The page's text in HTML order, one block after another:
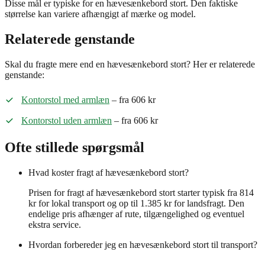
Disse mål er typiske for en hævesænkebord stort. Den faktiske
størrelse kan variere afhængigt af mærke og model.
Relaterede genstande
Skal du fragte mere end en hævesænkebord stort? Her er relaterede
genstande:
Kontorstol med armlæn – fra 606 kr
Kontorstol uden armlæn – fra 606 kr
Ofte stillede spørgsmål
Hvad koster fragt af hævesænkebord stort?
Prisen for fragt af hævesænkebord stort starter typisk fra 814
kr for lokal transport og op til 1.385 kr for landsfragt. Den
endelige pris afhænger af rute, tilgængelighed og eventuel
ekstra service.
Hvordan forbereder jeg en hævesænkebord stort til transport?